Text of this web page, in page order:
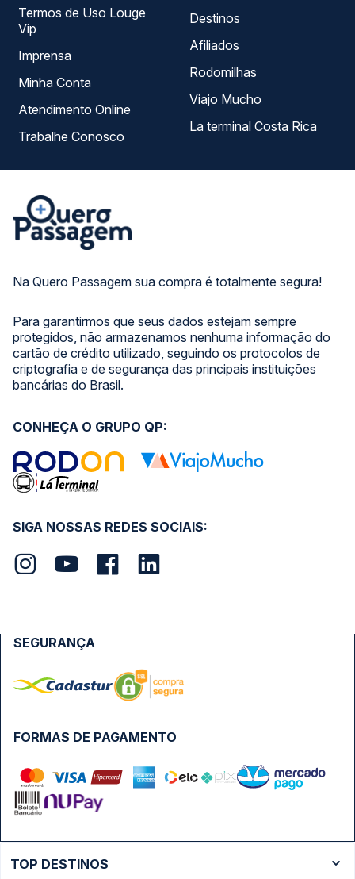
Na Quero Passagem sua compra é totalmente segura!
Para garantirmos que seus dados estejam sempre
protegidos, não armazenamos nenhuma informação do
cartão de crédito utilizado, seguindo os protocolos de
criptografia e de segurança das principais instituições
bancárias do Brasil.
Termos de Uso Louge
Vip
Imprensa
Minha Conta
Atendimento Online
Trabalhe Conosco
Destinos
Afiliados
Rodomilhas
Viajo Mucho
La terminal Costa Rica
SIGA NOSSAS REDES SOCIAIS:
CONHEÇA O GRUPO QP:
FORMAS DE PAGAMENTO
SEGURANÇA
TOP DESTINOS